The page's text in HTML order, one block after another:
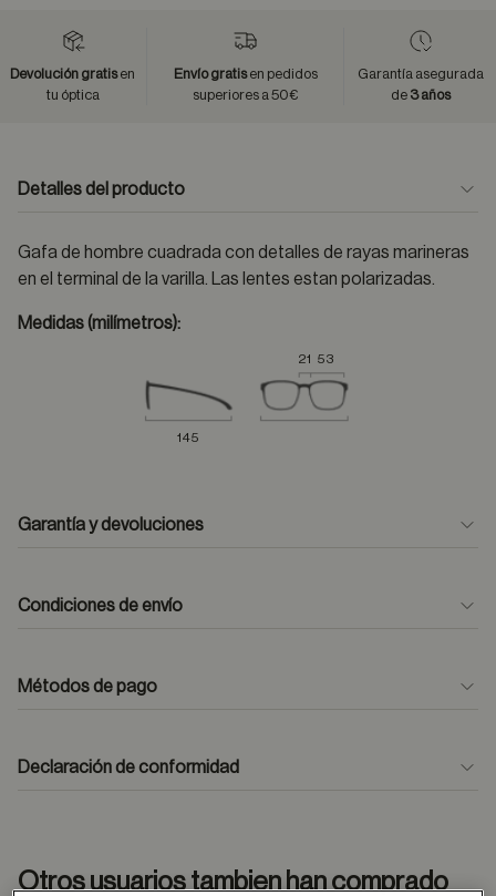
Devolución gratisen
tu óptica
Envío gratisen pedidos
superiores a 50€
Garantía asegurada
de 3 años
Detalles del producto
Gafa de hombre cuadrada con detalles de rayas marineras
en el terminal de la varilla. Las lentes estan polarizadas.
Medidas (milímetros):
21 53
145
Garantía y devoluciones
Condiciones de envío
Métodos de pago
Declaración de conformidad
Otros usuarios tambien han comprado